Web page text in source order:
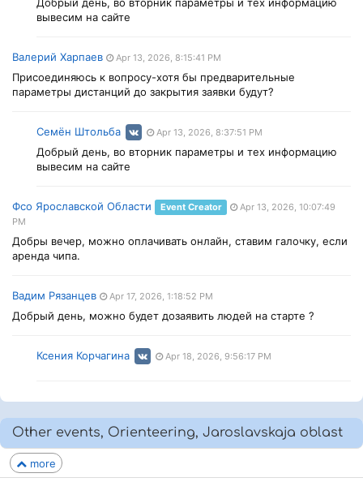
вывесим на сайте
Валерий Харпаев Apr 13, 2026, 8:15:41 PM
Присоединяюсь к вопросу-хотя бы предварительные
параметры дистанций до закрытия заявки будут?
Семён Штольба Apr 13, 2026, 8:37:51 PM
Добрый день, во вторник параметры и тех информацию
вывесим на сайте
Фсо Ярославской Области Event Creator
Apr 13, 2026, 10:07:49
PM
Добры вечер, можно оплачивать онлайн, ставим галочку, если
аренда чипа.
Вадим Рязанцев Apr 17, 2026, 1:18:52 PM
Добрый день, можно будет дозаявить людей на старте ?
Ксения Корчагина Apr 18, 2026, 9:56:17 PM
Other events, Orienteering, Jaroslavskaja oblast
more